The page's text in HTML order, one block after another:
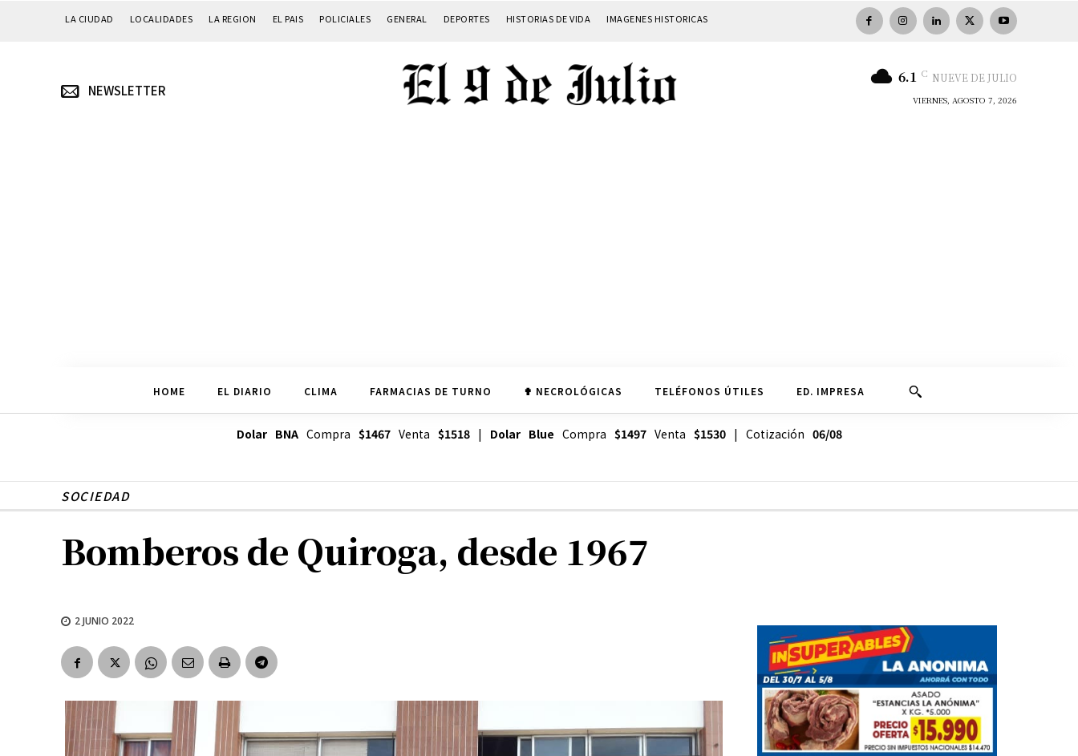
LA CIUDAD LOCALIDADES LA REGION EL PAIS POLICIALES GENERAL DEPORTES HISTORIAS DE VIDA IMAGENES HISTORICAS
NEWSLETTER
6.1 C NUEVE DE JULIO
VIERNES, AGOSTO 7, 2026
HOME EL DIARIO CLIMA FARMACIAS DE TURNO ✟ NECROLÓGICAS TELÉFONOS ÚTILES ED. IMPRESA
Dolar BNACompra $1467Venta $1518| Dolar Blue Compra $1497Venta $1530| Cotización 06/08
SOCIEDAD
Bomberos de Quiroga, desde 1967
2 JUNIO 2022